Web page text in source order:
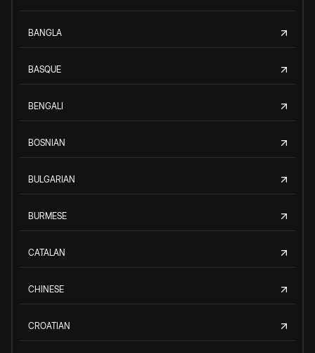
BANGLA
BASQUE
BENGALI
BOSNIAN
BULGARIAN
BURMESE
CATALAN
CHINESE
CROATIAN